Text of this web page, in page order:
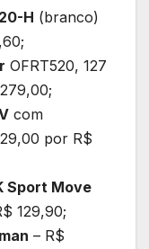
H (branco)
OFRT520, 127
com
por R$
Sport Move
129,90;
– R$